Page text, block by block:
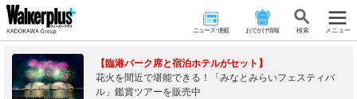
ニュース･連載 おでかけ情報 検 索 メニュー
【臨港パーク席と宿泊ホテルがセット】
花火を間近で堪能できる！「みなとみらいフェスティバ
ル」鑑賞ツアーを販売中